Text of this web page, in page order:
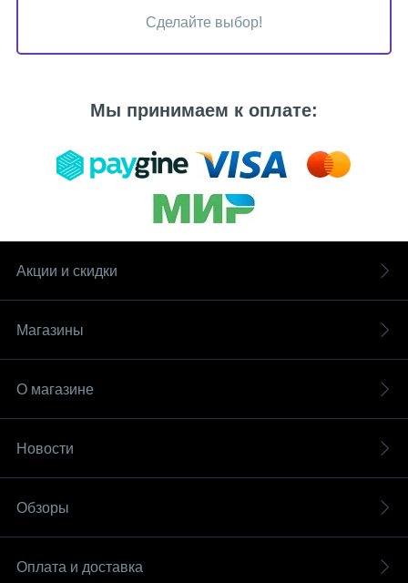
Сделайте выбор!
Мы принимаем к оплате:
Акции и скидки
Магазины
О магазине
Новости
Обзоры
Оплата и доставка